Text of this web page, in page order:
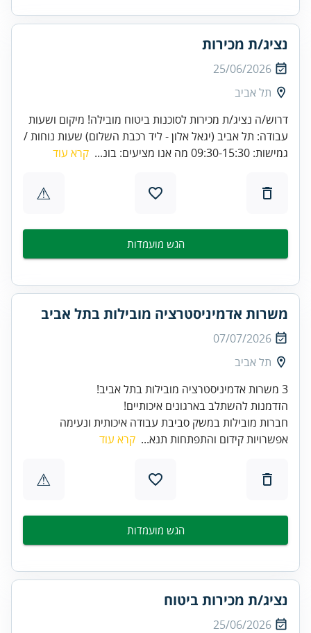
נציג/ת מכירות
25/06/2026
תל אביב
דרוש/ה נציג/ת מכירות לסוכנות ביטוח מובילה! מיקום ושעות
עבודה: תל אביב (יגאל אלון - ליד רכבת השלום) שעות נוחות /
גמישות: 09:30-15:30 מה אנו מציעים: בונ...
קרא עוד
⚠
הגש מועמדות
משרות אדמיניסטרציה מובילות בתל אביב
07/07/2026
תל אביב
הזדמנות להשתלב בארגונים איכותיים!
חברות מובילות במשק סביבת עבודה איכותית ונעימה
אפשרויות קידום והתפתחות תנא... קרא עוד
⚠
הגש מועמדות
נציג/ת מכירות ביטוח
25/06/2026